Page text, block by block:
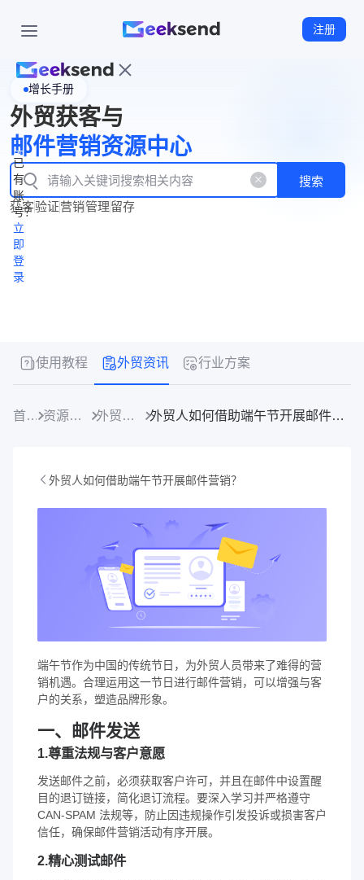
注册
页
WhatsApp
企业号
New
产
品
功
能
产
品
价
格
资
源
中
心
立
即
注
册
已
有
账
号？
立
即
登
录
增长手册
外贸获客与
邮件营销资源中心
搜索
获客验证营销管理留存
使用教程 外贸资讯 行业方案
首页 资源中心 外贸资讯 外贸人如何借助端午节开展邮件营销？
外贸人如何借助端午节开展邮件营销？
端午节作为中国的传统节日，为外贸人员带来了难得的营
销机遇。合理运用这一节日进行邮件营销，可以增强与客
户的关系，塑造品牌形象。
一、邮件发送
1.尊重法规与客户意愿
发送邮件之前，必须获取客户许可，并且在邮件中设置醒
目的退订链接，简化退订流程。要深入学习并严格遵守
CAN-SPAM 法规等，防止因违规操作引发投诉或损害客户
信任，确保邮件营销活动有序开展。
2.精心测试邮件